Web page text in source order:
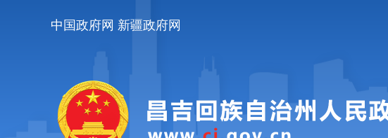
中国政府网 新疆政府网